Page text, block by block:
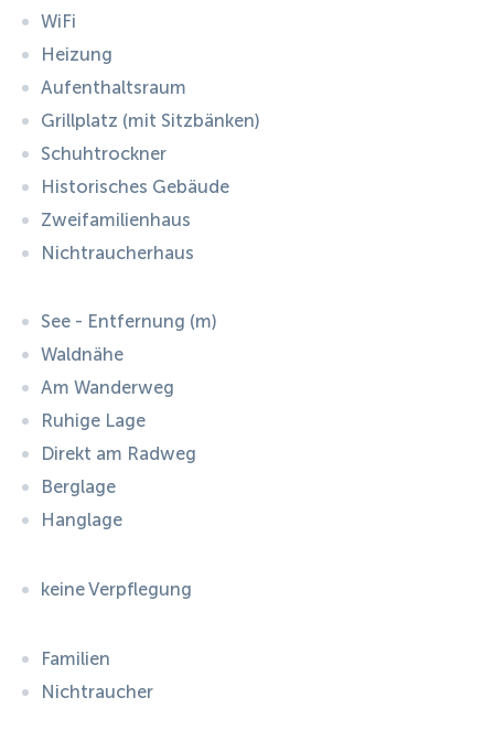
WiFi
Heizung
Aufenthaltsraum
Grillplatz (mit Sitzbänken)
Schuhtrockner
Historisches Gebäude
Zweifamilienhaus
Nichtraucherhaus
See - Entfernung (m)
Waldnähe
Am Wanderweg
Ruhige Lage
Direkt am Radweg
Berglage
Hanglage
keine Verpflegung
Familien
Nichtraucher